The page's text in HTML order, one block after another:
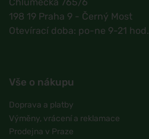
198 19 Praha 9 - Černý Most
Otevírací doba: po-ne 9-21 hod.
Vše o nákupu
Doprava a platby
Výměny, vrácení a reklamace
Prodejna v Praze